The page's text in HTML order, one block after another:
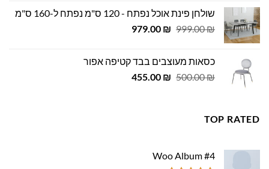
שולחן פינת אוכל נפתח - 120 ס"מ נפתח ל-160 ס"מ
999.00₪
המחיר
999.00 ₪.
979.00 ₪
המחיר
979.00 ₪.
כסאות מעוצבים בבד קטיפה אפור
500.00₪
המחיר
455.00 ₪
המחיר
TOP RATED
Woo Album #4